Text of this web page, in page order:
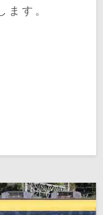
ます。